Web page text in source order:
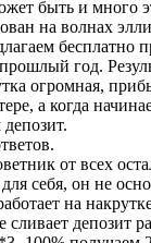
быть и много
на волнах
бесплатно
год.
огромная,
а когда
от всех
себя, он не
на
сливает депозит